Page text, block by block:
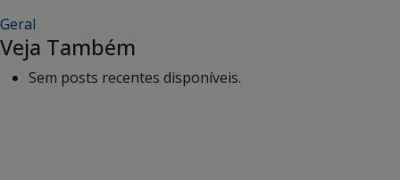
Geral
Veja Também
Sem posts recentes disponíveis.